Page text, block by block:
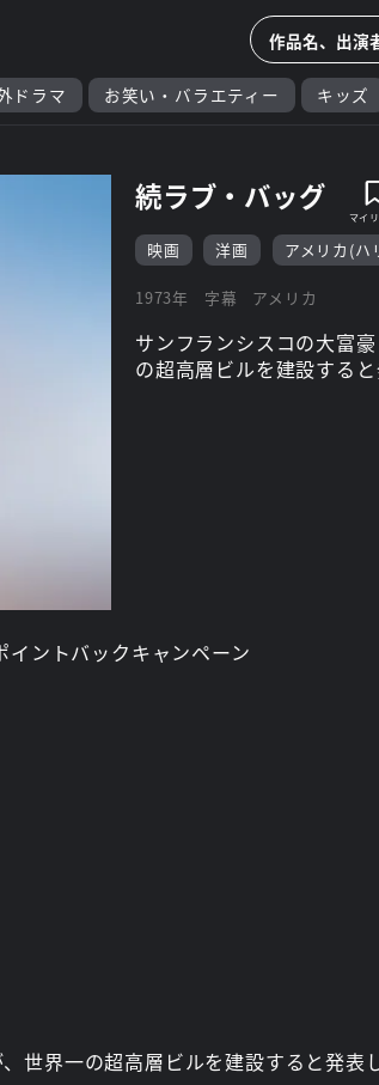
ドラマ お笑い・バラエティー キッズ
続ラブ・バッグ
映画 洋画 アメリカ(ハ
1973年 字幕 アメリカ
サンフランシスコの大富
の超高層ビルを建設する
世界一の超高層ビルを建設すると発表